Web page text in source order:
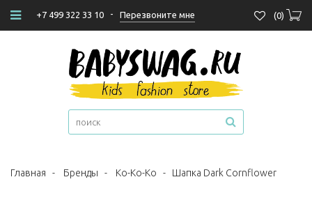
+7 499 322 33 10 - Перезвоните мне (0)
Главная - Бренды - Ko-Ko-Ko - Шапка Dark Cornflower